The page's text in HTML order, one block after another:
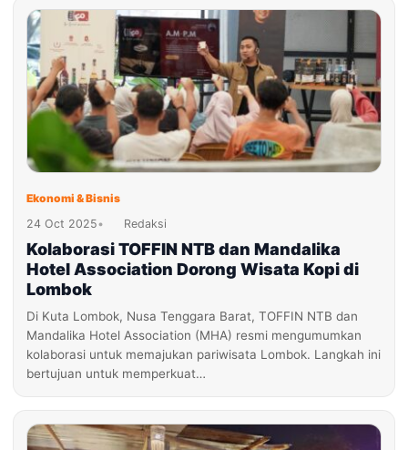
Ekonomi & Bisnis
24 Oct 2025• Redaksi
Kolaborasi TOFFIN NTB dan Mandalika
Hotel Association Dorong Wisata Kopi di
Lombok
Di Kuta Lombok, Nusa Tenggara Barat, TOFFIN NTB dan
Mandalika Hotel Association (MHA) resmi mengumumkan
kolaborasi untuk memajukan pariwisata Lombok. Langkah ini
bertujuan untuk memperkuat…